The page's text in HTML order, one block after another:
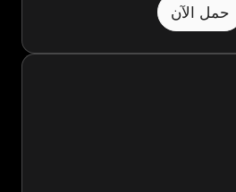
حمل الآن